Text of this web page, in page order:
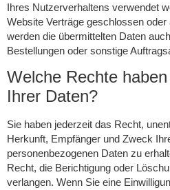
Ihres Nutzerverhaltens verwendet
Website Verträge geschlossen
werden die übermittelten Daten
Bestellungen oder sonstige
Welche Rechte
Ihrer Daten?
Sie haben jederzeit das Recht,
Herkunft, Empfänger und Zweck
personenbezogenen Daten zu
Recht, die Berichtigung oder
verlangen. Wenn Sie eine